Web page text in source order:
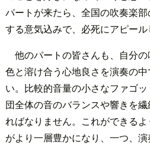
パートが来たら、全国の吹奏楽
する意気込みで、必死にアピール
他のパートの皆さんも、自分
色と溶け合う心地良さを演奏の
い。比較的音量の小さなファゴ
団全体の音のバランスや響きを繊
ればなりません。これができる
がより一層豊かになり、一つ、